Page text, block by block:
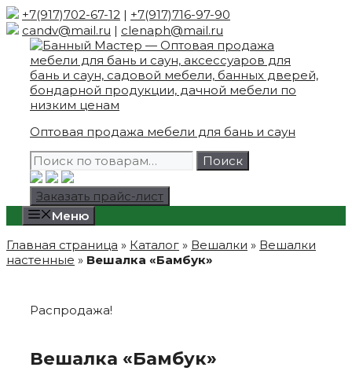
Skip
to
content
+7(917)702-67-12 | +7(917)716-97-90
candv@mail.ru | clenaph@mail.ru
Оптовая продажа мебели для бань и саун
Искать:
Поиск
Заказать прайс-лист
Меню
Главная страница » Каталог » Вешалки » Вешалки
настенные » Вешалка «Бамбук»
Распродажа!
Вешалка «Бамбук»